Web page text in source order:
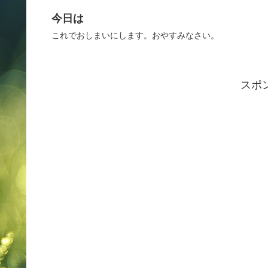
今日は
これでおしまいにします。おやすみなさい。
スポ